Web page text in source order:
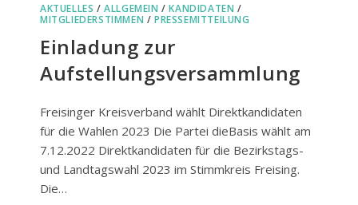
AKTUELLES /ALLGEMEIN /KANDIDATEN /
MITGLIEDERSTIMMEN /PRESSEMITTEILUNG
Einladung zur
Aufstellungsversammlung
Freisinger Kreisverband wählt Direktkandidaten
für die Wahlen 2023 Die Partei dieBasis wählt am
7.12.2022 Direktkandidaten für die Bezirkstags-
und Landtagswahl 2023 im Stimmkreis Freising.
Die…